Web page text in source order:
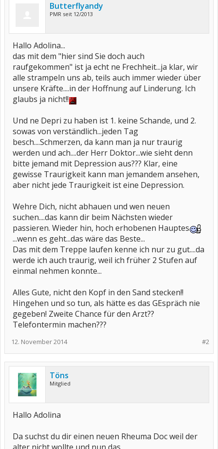
Butterflyandy
PMR seit 12/2013
Hallo Adolina...
das mit dem "hier sind Sie doch auch
raufgekommen" ist ja echt ne Frechheit...ja klar, wir
alle strampeln uns ab, teils auch immer wieder über
unsere Kräfte....in der Hoffnung auf Linderung. Ich
glaubs ja nicht!!
Und ne Depri zu haben ist 1. keine Schande, und 2.
sowas von verständlich...jeden Tag
besch....Schmerzen, da kann man ja nur traurig
werden und ach....der Herr Doktor...wie sieht denn
bitte jemand mit Depression aus??? Klar, eine
gewisse Traurigkeit kann man jemandem ansehen,
aber nicht jede Traurigkeit ist eine Depression.
Wehre Dich, nicht abhauen und wen neuen
suchen....das kann dir beim Nächsten wieder
passieren. Wieder hin, hoch erhobenen Hauptes
...wenn es geht...das wäre das Beste...
Das mit dem Treppe laufen kenne ich nur zu gut....da
werde ich auch traurig, weil ich früher 2 Stufen auf
einmal nehmen konnte...
Alles Gute, nicht den Kopf in den Sand stecken!!
Hingehen und so tun, als hätte es das GEspräch nie
gegeben! Zweite Chance für den Arzt??
Telefontermin machen???
#2
12. November 2014
Töns
Mitglied
Hallo Adolina
Da suchst du dir einen neuen Rheuma Doc weil der